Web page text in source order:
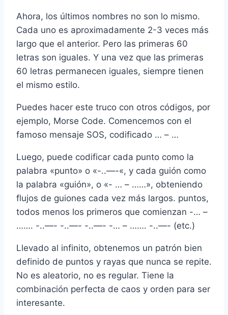
Ahora, los últimos nombres no son lo mismo.
Cada uno es aproximadamente 2-3 veces más
largo que el anterior. Pero las primeras 60
letras son iguales. Y una vez que las primeras
60 letras permanecen iguales, siempre tienen
el mismo estilo.
Puedes hacer este truco con otros códigos, por
ejemplo, Morse Code. Comencemos con el
famoso mensaje SOS, codificado … – …
Luego, puede codificar cada punto como la
palabra «punto» o «-..—-«, y cada guión como
la palabra «guión», o «- … – ……», obteniendo
flujos de guiones cada vez más largos. puntos,
todos menos los primeros que comienzan -… –
……. -..—- -..—- -..—- -… – ……. -..—- (etc.)
Llevado al infinito, obtenemos un patrón bien
definido de puntos y rayas que nunca se repite.
No es aleatorio, no es regular. Tiene la
combinación perfecta de caos y orden para ser
interesante.